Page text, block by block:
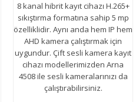
8 kanal hibrit kayıt cihazı H.265+
sıkıştırma formatına sahip 5 mp
özelliklidir. Aynı anda hem IP hem
AHD kamera çalıştırmak için
uygundur. Çift sesli kamera kayıt
cihazı modellerimizden Arna
4508 ile sesli kameralarınızı da
çalıştırabilirsiniz.